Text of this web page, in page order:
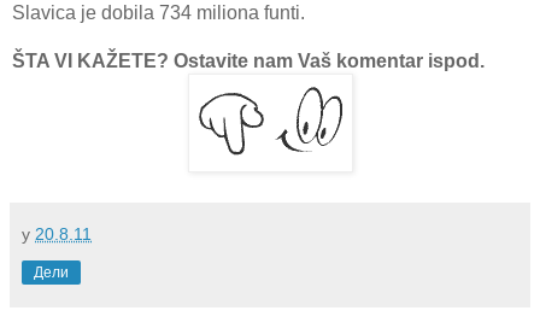
Slavica je dobila 734 miliona funti.
ŠTA VI KAŽETE? Ostavite nam Vaš komentar ispod.
у 20.8.11
Дели